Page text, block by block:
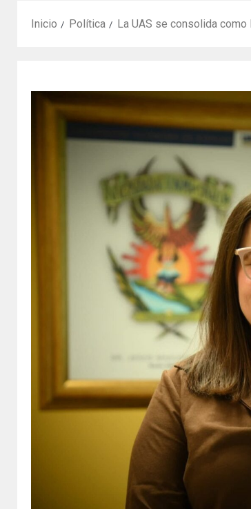
Inicio Política La UAS se consolida